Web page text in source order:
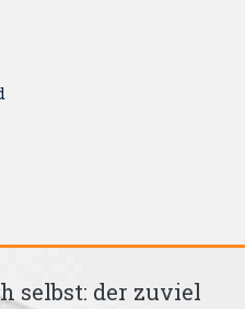
selbst: der zuviel